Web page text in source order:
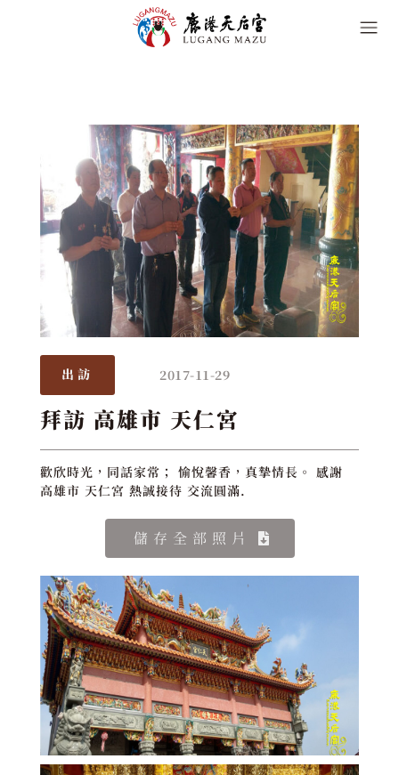
出訪 2017-11-29
拜訪 高雄市 天仁宮
歡欣時光，同話家常； 愉悅馨香，真摯情長。 感謝
高雄市 天仁宮 熱誠接待 交流圓滿.
儲存全部照片